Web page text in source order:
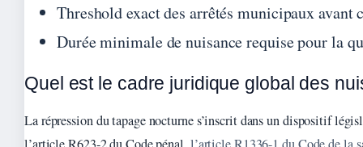
Threshold exact des arrêtés municipaux
Durée minimale de nuisance requise pour la
Quel est le cadre juridique global des
La répression du tapage nocturne s’inscrit dans un dispositif